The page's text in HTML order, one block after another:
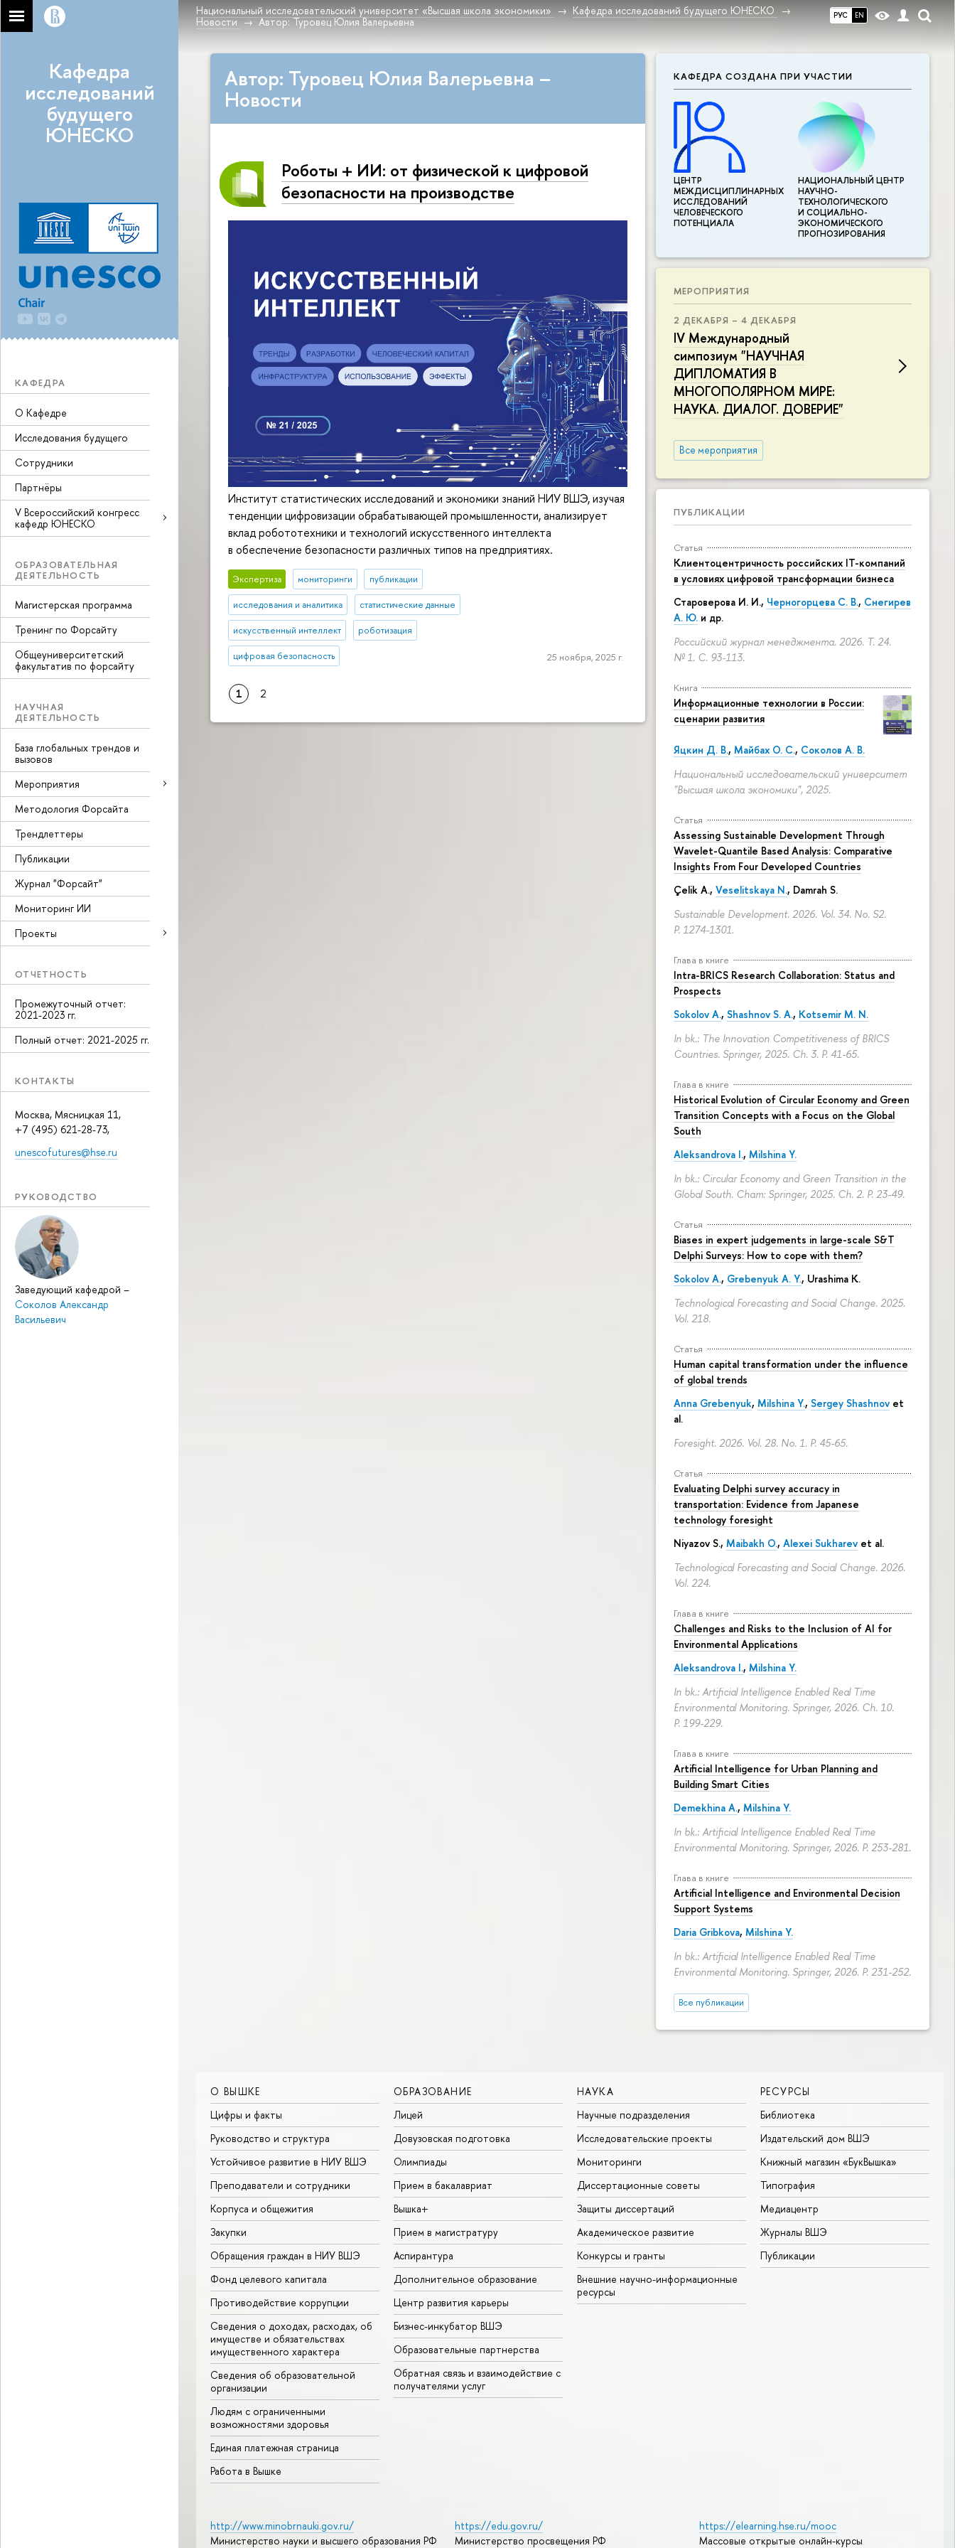
РУС EN
Национальный исследовательский университет «Высшая школа экономики»
Кафедра исследований будущего ЮНЕСКО
Новости
Автор: Туровец Юлия Валерьевна
Кафедра
исследований
будущего
ЮНЕСКО
КАФЕДРА
О Кафедре
Исследования будущего
Сотрудники
Партнёры
V Всероссийский конгресс
кафедр ЮНЕСКО
ОБРАЗОВАТЕЛЬНАЯ
ДЕЯТЕЛЬНОСТЬ
Магистерская программа
Тренинг по Форсайту
Общеуниверситетский
факультатив по форсайту
НАУЧНАЯ
ДЕЯТЕЛЬНОСТЬ
База глобальных трендов и
вызовов
Мероприятия
Методология Форсайта
Трендлеттеры
Публикации
Журнал "Форсайт"
Мониторинг ИИ
Проекты
ОТЧЕТНОСТЬ
Промежуточный отчет:
2021-2023 гг.
Полный отчет: 2021-2025 гг.
КОНТАКТЫ
Москва, Мясницкая 11,
+7 (495) 621-28-73,
unescofutures@hse.ru
РУКОВОДСТВО
Заведующий кафедрой –
Соколов Александр
Васильевич
КАФЕДРА СОЗДАНА ПРИ УЧАСТИИ
ЦЕНТР
МЕЖДИСЦИПЛИНАР­НЫХ
ИССЛЕДОВАНИЙ
ЧЕЛОВЕЧЕСКОГО
ПОТЕНЦИАЛА
НАЦИОНАЛЬНЫЙ ЦЕНТР
НАУЧНО-
ТЕХНОЛОГИЧЕСКОГО
И СОЦИАЛЬНО-
ЭКОНОМИЧЕСКОГО
ПРОГНОЗИРОВАНИЯ
МЕРОПРИЯТИЯ
2 ДЕКАБРЯ – 4 ДЕКАБРЯ
IV Международный
симпозиум "НАУЧНАЯ
ДИПЛОМАТИЯ В
МНОГОПОЛЯРНОМ МИРЕ:
НАУКА. ДИАЛОГ. ДОВЕРИЕ"
Все мероприятия
ПУБЛИКАЦИИ
Статья
Клиентоцентричность российских IT-компаний
в условиях цифровой трансформации бизнеса
Староверова И. И., Черногорцева С. В., Снегирев
А. Ю. и др.
Российский журнал менеджмента. 2026. Т. 24.
№ 1. С. 93-113.
Книга
Информационные технологии в России:
сценарии развития
Яцкин Д. В., Майбах О. С., Соколов А. В.
Национальный исследовательский университет
"Высшая школа экономики", 2025.
Статья
Assessing Sustainable Development Through
Wavelet-Quantile Based Analysis: Comparative
Insights From Four Developed Countries
Çelik A., Veselitskaya N., Damrah S.
Sustainable Development. 2026. Vol. 34. No. S2.
P. 1274-1301.
Глава в книге
Intra-BRICS Research Collaboration: Status and
Prospects
Sokolov A., Shashnov S. A., Kotsemir M. N.
In bk.: The Innovation Competitiveness of BRICS
Countries. Springer, 2025. Ch. 3. P. 41-65.
Глава в книге
Historical Evolution of Circular Economy and Green
Transition Concepts with a Focus on the Global
South
Aleksandrova I., Milshina Y.
In bk.: Circular Economy and Green Transition in the
Global South. Cham: Springer, 2025. Ch. 2. P. 23-49.
Статья
Biases in expert judgements in large-scale S&T
Delphi Surveys: How to cope with them?
Sokolov A., Grebenyuk A. Y., Urashima K.
Technological Forecasting and Social Change. 2025.
Vol. 218.
Статья
Human capital transformation under the influence
of global trends
Anna Grebenyuk, Milshina Y., Sergey Shashnov et
al.
Foresight. 2026. Vol. 28. No. 1. P. 45-65.
Статья
Evaluating Delphi survey accuracy in
transportation: Evidence from Japanese
technology foresight
Niyazov S., Maibakh O., Alexei Sukharev et al.
Technological Forecasting and Social Change. 2026.
Vol. 224.
Глава в книге
Challenges and Risks to the Inclusion of AI for
Environmental Applications
Aleksandrova I., Milshina Y.
In bk.: Artificial Intelligence Enabled Real Time
Environmental Monitoring. Springer, 2026. Ch. 10.
P. 199-229.
Глава в книге
Artificial Intelligence for Urban Planning and
Building Smart Cities
Demekhina A., Milshina Y.
In bk.: Artificial Intelligence Enabled Real Time
Environmental Monitoring. Springer, 2026. P. 253-281.
Глава в книге
Artificial Intelligence and Environmental Decision
Support Systems
Daria Gribkova, Milshina Y.
In bk.: Artificial Intelligence Enabled Real Time
Environmental Monitoring. Springer, 2026. P. 231-252.
Все публикации
Автор: Туровец Юлия Валерьевна –
Новости
Роботы + ИИ: от физической к цифровой
безопасности на производстве
Институт статистических исследований и экономики знаний НИУ ВШЭ, изучая
тенденции цифровизации обрабатывающей промышленности, анализирует
вклад робототехники и технологий искусственного интеллекта
в обеспечение безопасности различных типов на предприятиях.
Экспертиза мониторинги публикации
исследования и аналитика статистические данные
искусственный интеллект роботизация
цифровая безопасность 25 ноября, 2025 г.
1 2
О ВЫШКЕ
Цифры и факты
Руководство и структура
Устойчивое развитие в НИУ ВШЭ
Преподаватели и сотрудники
Корпуса и общежития
Закупки
Обращения граждан в НИУ ВШЭ
Фонд целевого капитала
Противодействие коррупции
Сведения о доходах, расходах, об
имуществе и обязательствах
имущественного характера
Сведения об образовательной
организации
Людям с ограниченными
возможностями здоровья
Единая платежная страница
Работа в Вышке
ОБРАЗОВАНИЕ
Лицей
Довузовская подготовка
Олимпиады
Прием в бакалавриат
Вышка+
Прием в магистратуру
Аспирантура
Дополнительное образование
Центр развития карьеры
Бизнес-инкубатор ВШЭ
Образовательные партнерства
Обратная связь и взаимодействие с
получателями услуг
НАУКА
Научные подразделения
Исследовательские проекты
Мониторинги
Диссертационные советы
Защиты диссертаций
Академическое развитие
Конкурсы и гранты
Внешние научно-информационные
ресурсы
РЕСУРСЫ
Библиотека
Издательский дом ВШЭ
Книжный магазин «БукВышка»
Типография
Медиацентр
Журналы ВШЭ
Публикации
http://www.minobrnauki.gov.ru/
Министерство науки и высшего образования РФ
https://edu.gov.ru/
Министерство просвещения РФ
https://elearning.hse.ru/mooc
Массовые открытые онлайн-курсы